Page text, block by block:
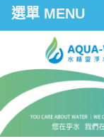
選單 MENU